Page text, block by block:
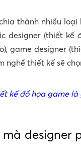
thành nhiều
designer (thiết kế
game designer
nghề thiết kế sẽ
kế đồ họa game là
designer